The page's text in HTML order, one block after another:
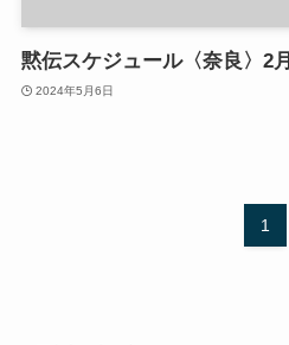
黙伝スケジュール〈奈良〉2月
2024年5月6日
1